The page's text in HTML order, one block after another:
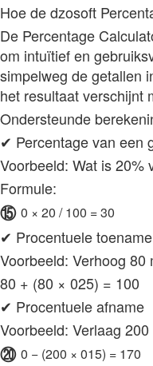
Hoe de dzosoft
De Percentage
om intuïtief en
simpelweg de getallen
het resultaat verschijnt
Ondersteunde
✔ Percentage van een
Voorbeeld: Wat is 20%
Formule:
⑮ 0 × 20 / 100 = 30
✔ Procentuele toename
Voorbeeld: Verhoog 80
80 + (80 × 025) = 100
✔ Procentuele afname
Voorbeeld: Verlaag
⑳ 0 − (200 × 015) = 170